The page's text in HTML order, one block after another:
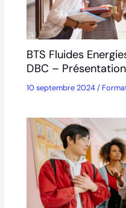
BTS Fluides
DBC – Présentation
10 septembre 2024/